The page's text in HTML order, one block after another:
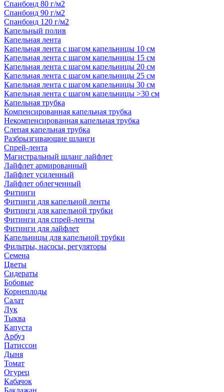
Спанбонд 80 г/м2
Спанбонд 90 г/м2
Спанбонд 120 г/м2
Капельный полив
Капельная лента
Капельная лента с шагом капельницы 10 см
Капельная лента с шагом капельницы 15 см
Капельная лента с шагом капельницы 20 см
Капельная лента с шагом капельницы 25 см
Капельная лента с шагом капельницы 30 см
Капельная лента с шагом капельницы >30 см
Капельная трубка
Компенсированная капельная трубка
Некомпенсированная капельная трубка
Слепая капельная трубка
Разбрызгивающие шланги
Спрей-лента
Магистральный шланг лайфлет
Лайфлет армированный
Лайфлет усиленный
Лайфлет облегченный
Фитинги
Фитинги для капельной ленты
Фитинги для капельной трубки
Фитинги для спрей-ленты
Фитинги для лайфлет
Капельницы для капельной трубки
Фильтры, насосы, регуляторы
Семена
Цветы
Сидераты
Бобовые
Корнеплоды
Салат
Лук
Тыква
Капуста
Арбуз
Патиссон
Дыня
Томат
Огурец
Кабачок
Баклажан